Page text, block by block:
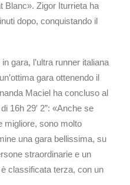
Blanc». Zigor Iturrieta ha
dopo, conquistando il
gara, l’ultra runner italiana
gara ottenendo il
Maciel ha concluso al
16h 29′ 2”: «Anche se
migliore, sono molto
una gara bellissima, su
straordinarie e un
classificata terza, con un